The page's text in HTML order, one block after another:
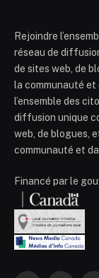
Rejoindre
réseau de
de sites web, de
la communauté
l’ensemble des
diffusion unique
web, de blogues,
communauté et
Financé par le